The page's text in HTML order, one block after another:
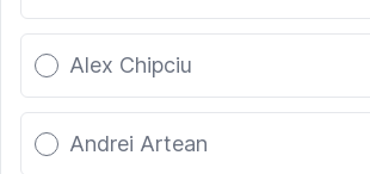
Alex Chipciu
Andrei Artean